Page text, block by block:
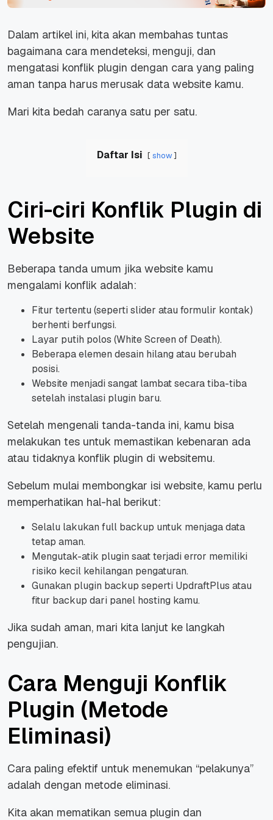
Dalam artikel ini, kita akan membahas tuntas
bagaimana cara mendeteksi, menguji, dan
mengatasi konflik plugin dengan cara yang paling
aman tanpa harus merusak data website kamu.
Mari kita bedah caranya satu per satu.
Daftar Isi show
Ciri-ciri Konflik Plugin di
Website
Beberapa tanda umum jika website kamu
mengalami konflik adalah:
Fitur tertentu (seperti slider atau formulir kontak)
berhenti berfungsi.
Layar putih polos (White Screen of Death).
Beberapa elemen desain hilang atau berubah
posisi.
Website menjadi sangat lambat secara tiba-tiba
setelah instalasi plugin baru.
Setelah mengenali tanda-tanda ini, kamu bisa
melakukan tes untuk memastikan kebenaran ada
atau tidaknya konflik plugin di websitemu.
Sebelum mulai membongkar isi website, kamu perlu
memperhatikan hal-hal berikut:
Selalu lakukan full backup untuk menjaga data
tetap aman.
Mengutak-atik plugin saat terjadi error memiliki
risiko kecil kehilangan pengaturan.
Gunakan plugin backup seperti UpdraftPlus atau
fitur backup dari panel hosting kamu.
Jika sudah aman, mari kita lanjut ke langkah
pengujian.
Cara Menguji Konflik
Plugin (Metode
Eliminasi)
Cara paling efektif untuk menemukan “pelakunya”
adalah dengan metode eliminasi.
Kita akan mematikan semua plugin dan